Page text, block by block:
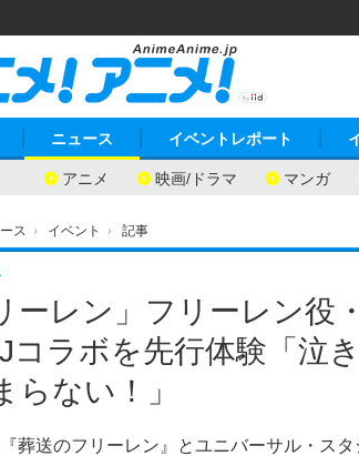
ニュース
アニメ 映画/ドラマ マンガ
イベントレポート
ス › イベント › 記事
ーレン」フリーレン役
コラボを先行体験「泣
らない！」
葬送のフリーレン』とユニバーサル・ス